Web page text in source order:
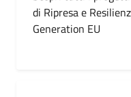
di Ripresa e
Generation EU